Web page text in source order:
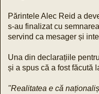
Părintele Alec Reid a
s-au finalizat cu
servind ca mesager și
Una din declarațiile
și a spus că a fost făcută
"Realitatea e că